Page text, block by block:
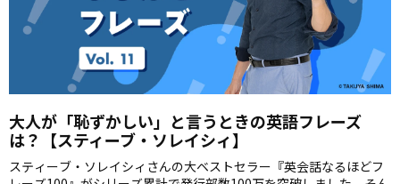
大人が「恥ずかしい」と言うときの英語フレーズ
は？【スティーブ・ソレイシィ】
スティーブ・ソレイシィさんの大ベストセラー『英会話なるほどフ